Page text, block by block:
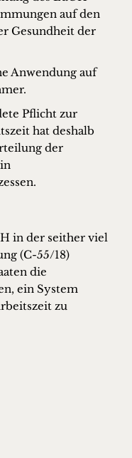
auf den
Gesundheit der
Anwendung auf
Pflicht zur
hat deshalb
der
in der seither viel
(C-55/18)
die
ein System
zu